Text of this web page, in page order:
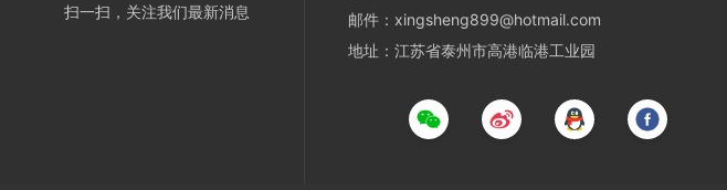
扫一扫，关注我们最新消息
邮件：xingsheng899@hotmail.com
地址：江苏省泰州市高港临港工业园